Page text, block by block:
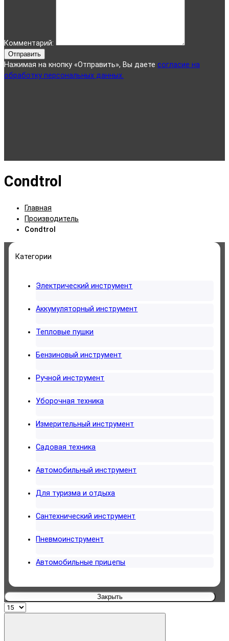
Комментарий:
Отправить
Нажимая на кнопку «Отправить», Вы даете согласие на
обработку персональных данных.
Condtrol
Главная
Производитель
Condtrol
Категории
Электрический инструмент
Аккумуляторный инструмент
Тепловые пушки
Бензиновый инструмент
Ручной инструмент
Уборочная техника
Измерительный инструмент
Садовая техника
Автомобильный инструмент
Для туризма и отдыха
Сантехнический инструмент
Пневмоинструмент
Автомобильные прицепы
Закрыть